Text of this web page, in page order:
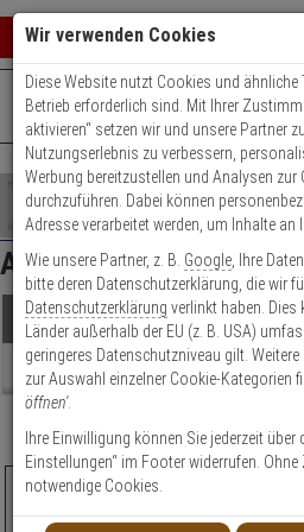
Warenkorb
0 ARTIKEL IM
Ihr
Ergebnisse (
Preis Filter ( 31
€
Sicherheitslevel
Artikelauswahl
Shop
durchsuchen
Bitte
geben
Sie
mindestens
Zeichen
ein,
um
Suche
Es
wurde
noch
Kategorien
Suche
gestartet
+49 (0)821 899 493-0Mo. - Do.: 8:00 -
Kontaktservice
Abus Schließanlagen
Beratung
Filter
ABUS Bravus3500MX 2er
2
Wir verwenden Cookies
Diese Website nutzt Cookies und ähnliche
Betrieb erforderlich sind. Mit Ihrer
aktivieren“ setzen wir und unsere Partner
Nutzungserlebnis zu verbessern,
Werbung bereitzustellen und Analysen zur
durchzuführen. Dabei können
Adresse verarbeitet werden, um Inhalte an
Wie unsere Partner, z. B. Google , Ihre
bitte deren Datenschutzerklärung, die wir
Datenschutzerklärung verlinkt haben. Dies
Länder außerhalb der EU (z. B. USA)
geringeres Datenschutzniveau gilt.
zur Auswahl einzelner Cookie-Kategorien
öffnen'.
Ihre Einwilligung können Sie jederzeit über
Einstellungen“ im Footer widerrufen.
notwendige Cookies.